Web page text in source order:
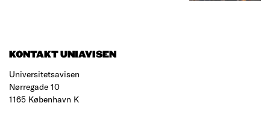
KONTAKT UNIAVISEN
Universitetsavisen
Nørregade 10
1165 København K